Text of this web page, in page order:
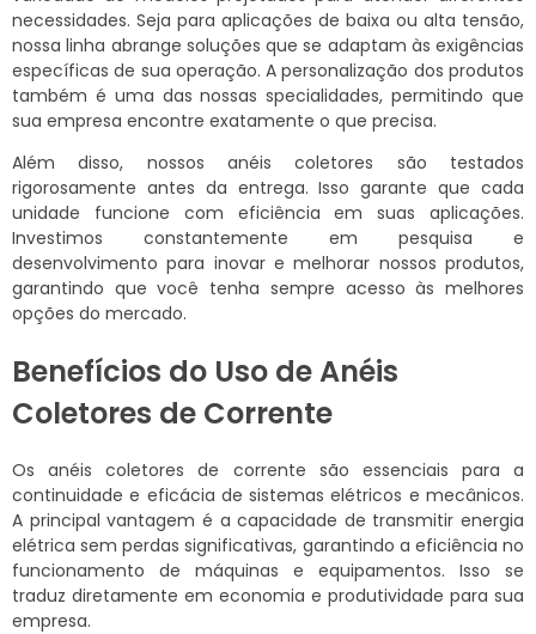
necessidades. Seja para aplicações de baixa ou alta tensão,
nossa linha abrange soluções que se adaptam às exigências
específicas de sua operação. A personalização dos produtos
também é uma das nossas specialidades, permitindo que
sua empresa encontre exatamente o que precisa.
Além disso, nossos anéis coletores são testados
rigorosamente antes da entrega. Isso garante que cada
unidade funcione com eficiência em suas aplicações.
Investimos constantemente em pesquisa e
desenvolvimento para inovar e melhorar nossos produtos,
garantindo que você tenha sempre acesso às melhores
opções do mercado.
Benefícios do Uso de Anéis
Coletores de Corrente
Os anéis coletores de corrente são essenciais para a
continuidade e eficácia de sistemas elétricos e mecânicos.
A principal vantagem é a capacidade de transmitir energia
elétrica sem perdas significativas, garantindo a eficiência no
funcionamento de máquinas e equipamentos. Isso se
traduz diretamente em economia e produtividade para sua
empresa.